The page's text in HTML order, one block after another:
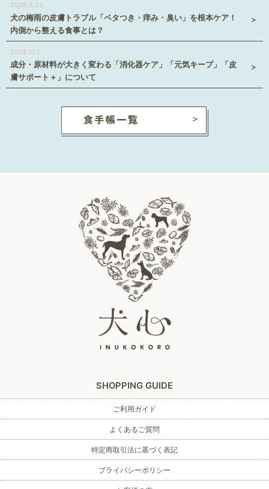
2026.6.22
犬の梅雨の皮膚トラブル「ベタつき・痒み・臭い」を根本ケア！
内側から整える食事とは？
2025.10.1
成分・原材料が大きく変わる「消化器ケア」「元気キープ」「皮
膚サポート＋」について
SHOPPING GUIDE
ご利用ガイド
よくあるご質問
特定商取引法に基づく表記
プライバシーポリシー